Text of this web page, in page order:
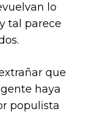
lo
tal parece
que
haya
populista